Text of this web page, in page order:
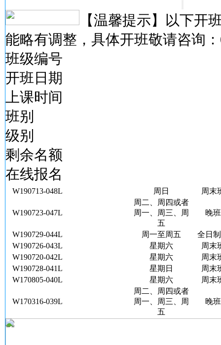
【温馨提示】以下开
能略有调整，具体开班敬请咨询：
班级编号
开班日期
上课时间
班别
级别
剩余名额
在线报名
W190713-048L 周日 周末
W190723-047L
周二、周四或者
周一、周三、周
五
晚班
W190729-044L 周一至周五
全日
W190726-043L
星期六
周末
W190720-042L
星期六
周末
W190728-041L
星期日
周末
W170805-040L
星期六 周末
W170316-039L
周二、周四或者
周一、周三、周
五
晚班